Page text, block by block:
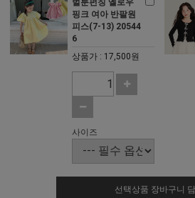
벌룬펀칭 옐로우
핑크 여아 반팔원
피스(7-13) 20544
6
상품가 : 17,500원
사이즈
선택상품 장바구니 담